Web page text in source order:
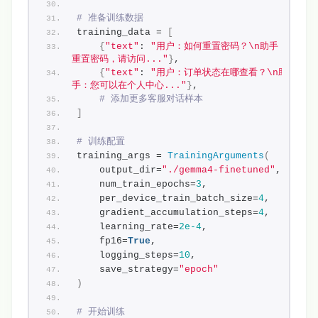
# 准备训练数据
training_data =
[
{"text" : "用户：如何重置密码？\n助手：要
重置密码，请访问..." } ,
{"text" : "用户：订单状态在哪查看？\n助
手：您可以在个人中心..." } ,
# 添加更多客服对话样本
]
# 训练配置
training_args = TrainingArguments (
    output_dir=
"./gemma4-finetuned" ,
    num_train_epochs=
3 ,
    per_device_train_batch_size=
4,
    gradient_accumulation_steps=
4,
    learning_rate=
2e-4,
    fp16=
True ,
    logging_steps=
10 ,
    save_strategy=
"epoch"
)
# 开始训练